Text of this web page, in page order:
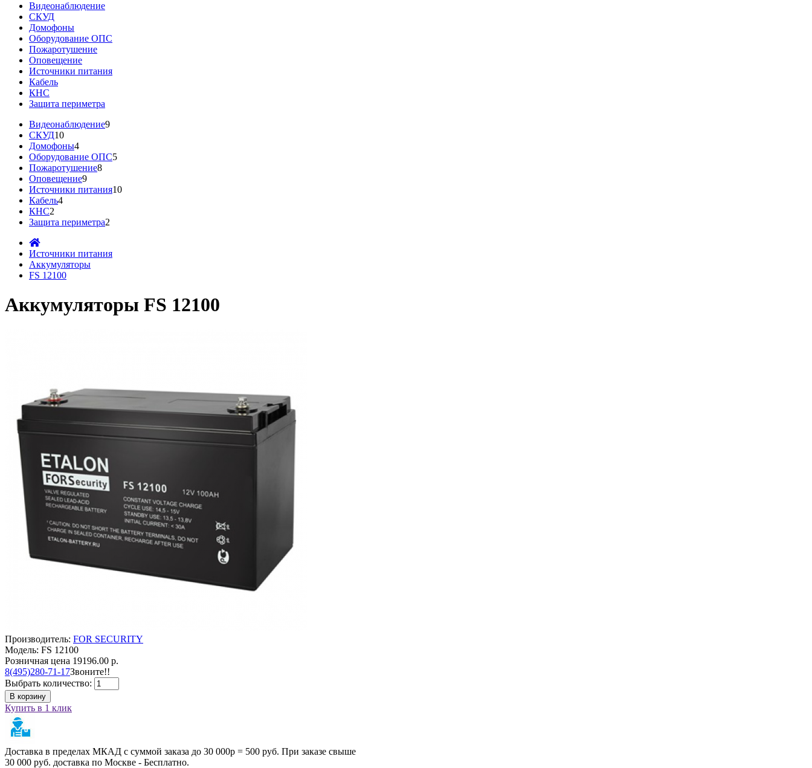
Видеонаблюдение
СКУД
Домофоны
Оборудование ОПС
Пожаротушение
Оповещение
Источники питания
Кабель
КНС
Защита периметра
Видеонаблюдение9
СКУД10
Домофоны4
Оборудование ОПС5
Пожаротушение8
Оповещение9
Источники питания10
Кабель4
КНС2
Защита периметра2
Источники питания
Аккумуляторы
FS 12100
Аккумуляторы FS 12100
Производитель: FOR SECURITY
Модель: FS 12100
Розничная цена 19196.00 р.
8(495)280-71-17Звоните!!
Выбрать количество:
В корзину
Купить в 1 клик
Доставка в пределах МКАД с суммой заказа до 30 000р = 500 руб. При заказе свыше
30 000 руб. доставка по Москве - Бесплатно.